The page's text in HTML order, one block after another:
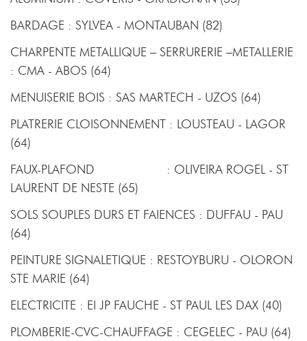
BARDAGE : SYLVEA - MONTAUBAN (82)
CHARPENTE METALLIQUE – SERRURERIE –METALLERIE
: CMA - ABOS (64)
MENUISERIE BOIS : SAS MARTECH - UZOS (64)
PLATRERIE CLOISONNEMENT : LOUSTEAU - LAGOR
(64)
FAUX-PLAFOND : OLIVEIRA ROGEL - ST
LAURENT DE NESTE (65)
SOLS SOUPLES DURS ET FAIENCES : DUFFAU - PAU
(64)
PEINTURE SIGNALETIQUE : RESTOYBURU - OLORON
STE MARIE (64)
ELECTRICITE : EI JP FAUCHE - ST PAUL LES DAX (40)
PLOMBERIE-CVC-CHAUFFAGE : CEGELEC - PAU (64)